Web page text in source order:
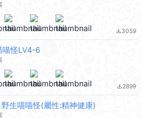
file_download3059
喵怪LV4-6
file_download2899
生喵喵怪(屬性:精神健康)